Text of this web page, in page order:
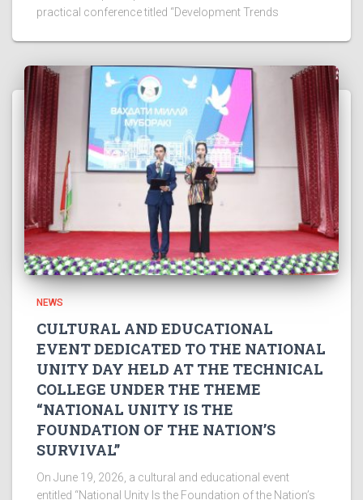
practical conference titled “Development Trends
NEWS
CULTURAL AND EDUCATIONAL
EVENT DEDICATED TO THE NATIONAL
UNITY DAY HELD AT THE TECHNICAL
COLLEGE UNDER THE THEME
“NATIONAL UNITY IS THE
FOUNDATION OF THE NATION’S
SURVIVAL”
On June 19, 2026, a cultural and educational event
entitled “National Unity Is the Foundation of the Nation’s